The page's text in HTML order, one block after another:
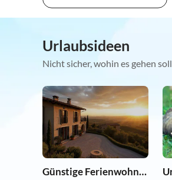
Urlaubsideen
Nicht sicher, wohin es gehen
Günstige Ferienwohnungen